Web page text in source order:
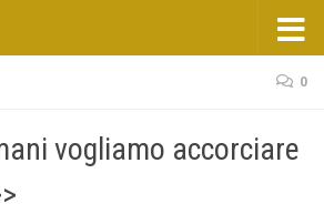
0
vogliamo accorciare